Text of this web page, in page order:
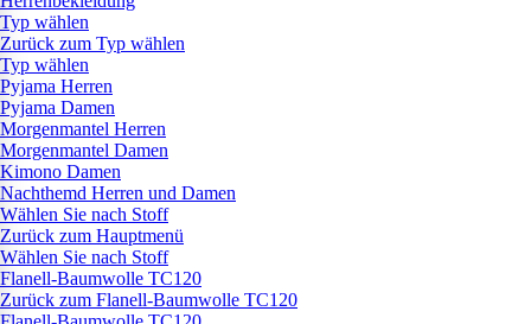
Typ wählen
Zurück zum Typ wählen
Typ wählen
Pyjama Herren
Pyjama Damen
Morgenmantel Herren
Morgenmantel Damen
Kimono Damen
Nachthemd Herren und Damen
Wählen Sie nach Stoff
Zurück zum Hauptmenü
Wählen Sie nach Stoff
Flanell-Baumwolle TC120
Zurück zum Flanell-Baumwolle TC120